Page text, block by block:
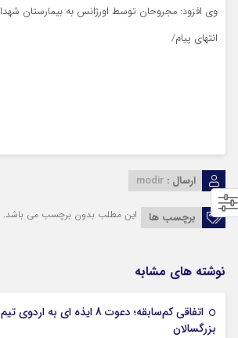
وی افزود: مجروحان توسط اورژانس به بیمارستان
انتهای پیام/
ارسال : modir
برچسب ها این مطلب بدون برچسب می باشد.
نوشته های مشابه
اتفاقی کم‌سابقه؛ دعوت 8 ایذه ای
بزرگسالان